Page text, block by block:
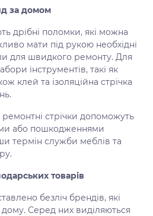
за домом
дрібні поломки, які можна
мати під рукою необхідні
для швидкого ремонту. Для
інструментів, такі як
клей та ізоляційна стрічка
стрічки допоможуть
або пошкодженнями
термін служби меблів та
товарів
безліч брендів, які
Серед них виділяються